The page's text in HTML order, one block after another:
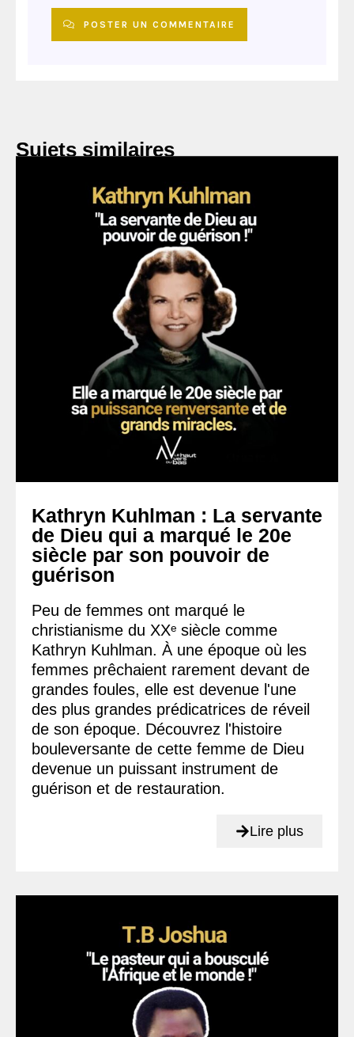
POSTER UN COMMENTAIRE
Sujets similaires
Kathryn Kuhlman : La servante
de Dieu qui a marqué le 20e
siècle par son pouvoir de
guérison
Peu de femmes ont marqué le
christianisme du XXᵉ siècle comme
Kathryn Kuhlman. À une époque où les
femmes prêchaient rarement devant de
grandes foules, elle est devenue l'une
des plus grandes prédicatrices de réveil
de son époque. Découvrez l'histoire
bouleversante de cette femme de Dieu
devenue un puissant instrument de
guérison et de restauration.
Lire plus